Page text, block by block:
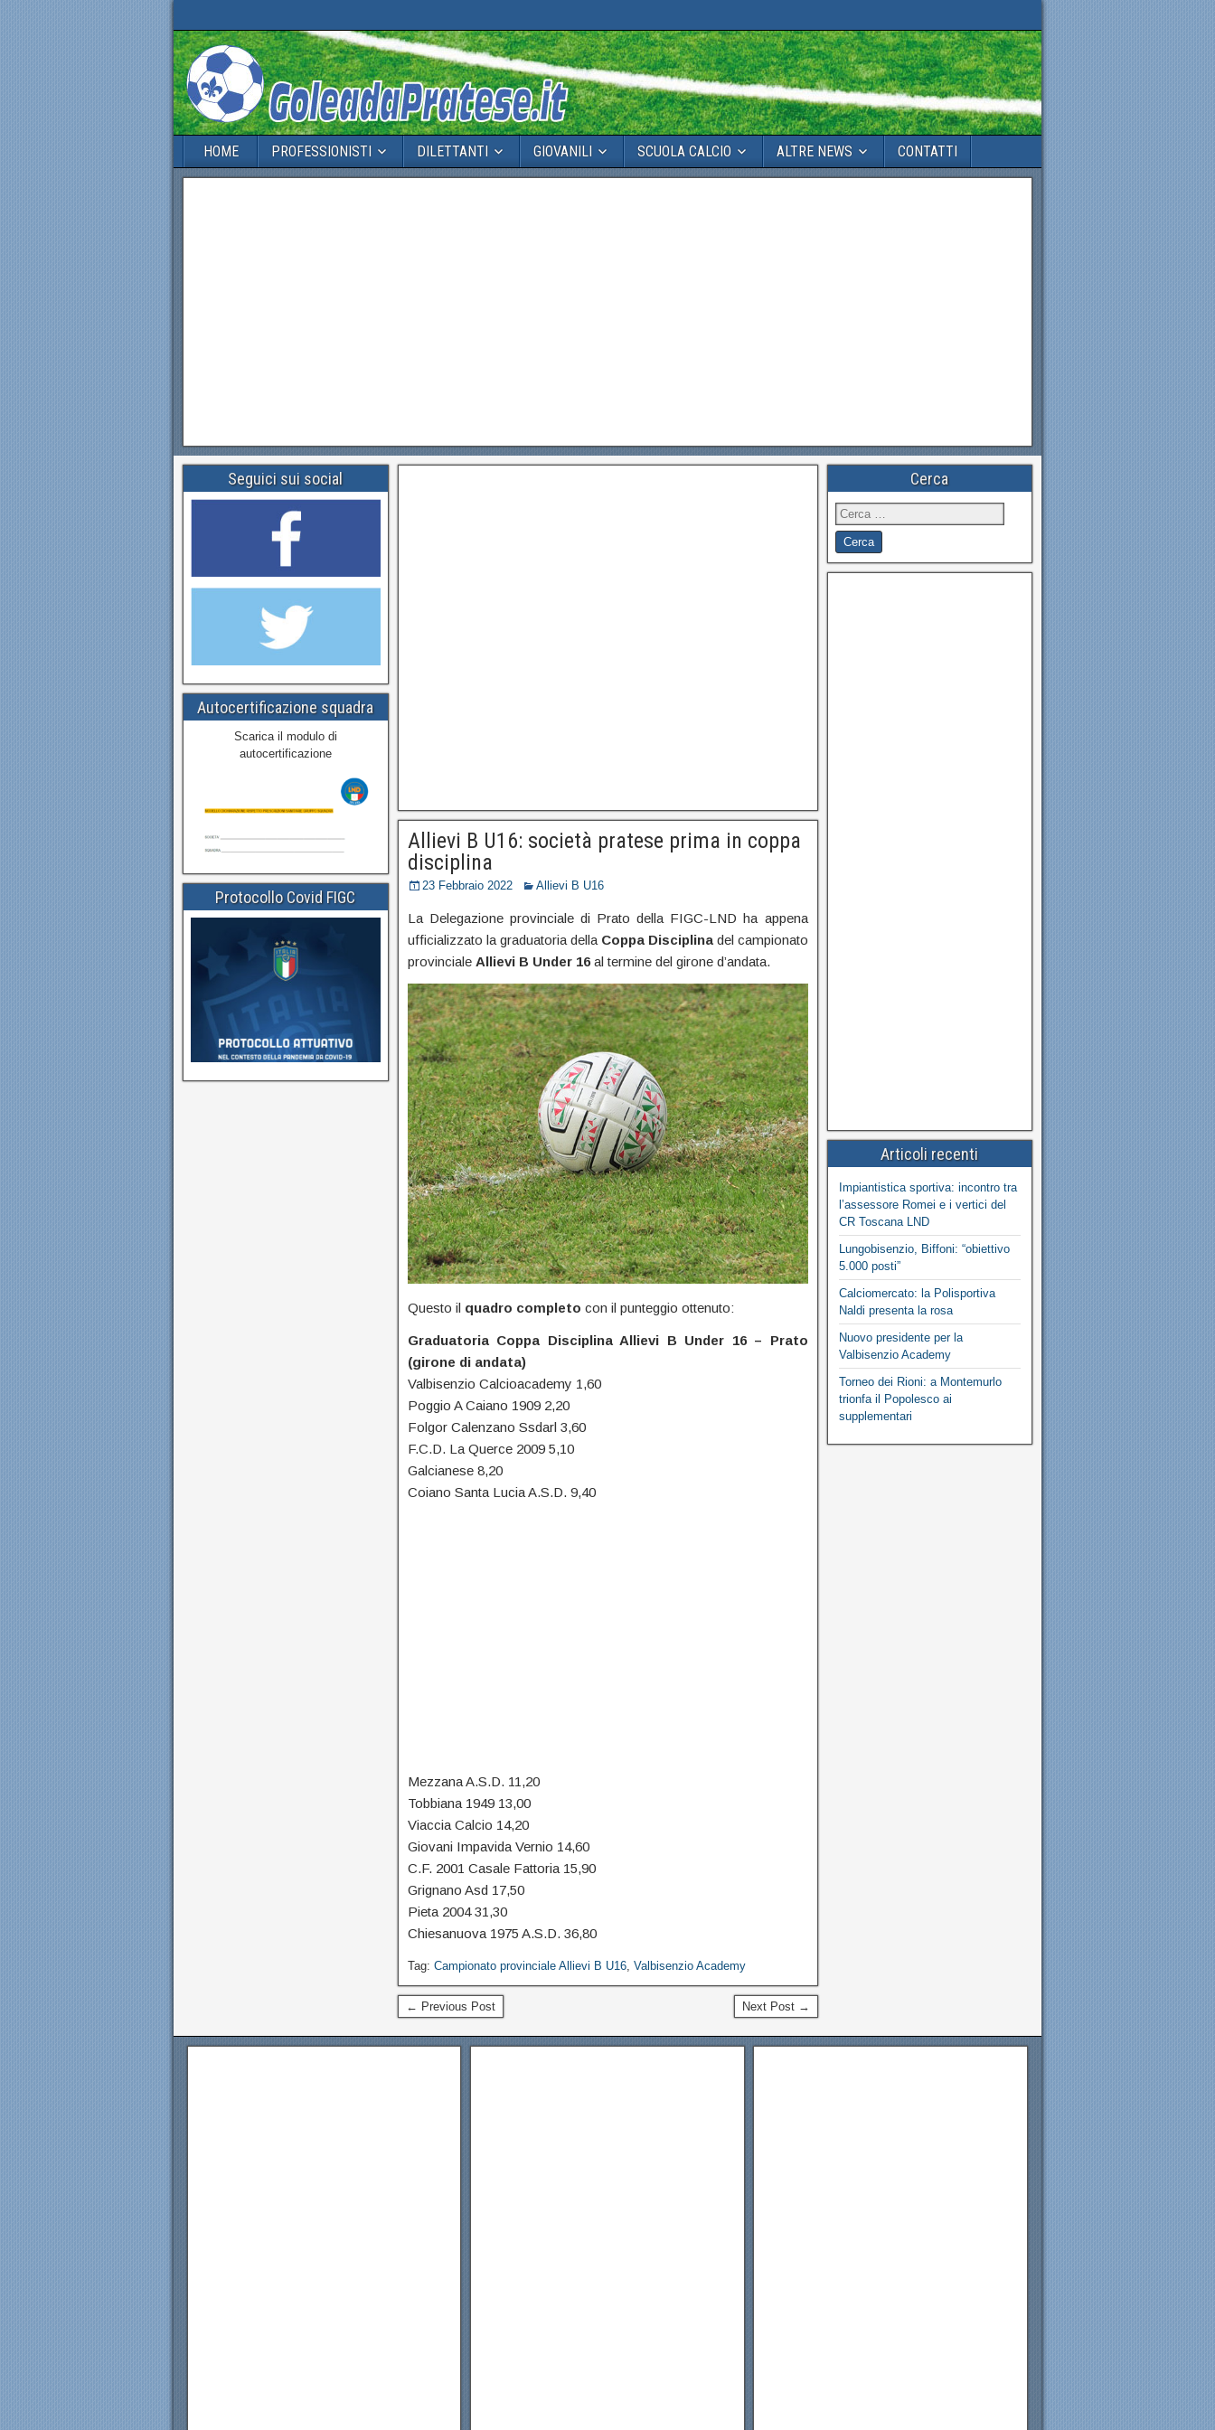
HOME PROFESSIONISTI DILETTANTI GIOVANILI SCUOLA CALCIO ALTRE NEWS CONTATTI
Allievi B U16: società pratese prima in coppa
disciplina
23 Febbraio 2022 Allievi B U16
La Delegazione provinciale di Prato della FIGC-LND ha appena
ufficializzato la graduatoria della Coppa Disciplinadel campionato
provinciale Allievi B Under 16al termine del girone d’andata.
Questo il quadro completo con il punteggio ottenuto:
Graduatoria Coppa Disciplina Allievi B Under 16 – Prato
(girone di andata)
Valbisenzio Calcioacademy 1,60
Poggio A Caiano 1909 2,20
Folgor Calenzano Ssdarl 3,60
F.C.D. La Querce 2009 5,10
Galcianese 8,20
Coiano Santa Lucia A.S.D. 9,40
Mezzana A.S.D. 11,20
Tobbiana 1949 13,00
Viaccia Calcio 14,20
Giovani Impavida Vernio 14,60
C.F. 2001 Casale Fattoria 15,90
Grignano Asd 17,50
Pieta 2004 31,30
Chiesanuova 1975 A.S.D. 36,80
Tag: Campionato provinciale Allievi B U16, Valbisenzio Academy
← Previous Post Next Post →
Seguici sui social
Autocertificazione squadra
Scarica il modulo di
autocertificazione
Protocollo Covid FIGC
Cerca
Articoli recenti
Impiantistica sportiva: incontro tra
l’assessore Romei e i vertici del
CR Toscana LND
Lungobisenzio, Biffoni: “obiettivo
5.000 posti”
Calciomercato: la Polisportiva
Naldi presenta la rosa
Nuovo presidente per la
Valbisenzio Academy
Torneo dei Rioni: a Montemurlo
trionfa il Popolesco ai
supplementari